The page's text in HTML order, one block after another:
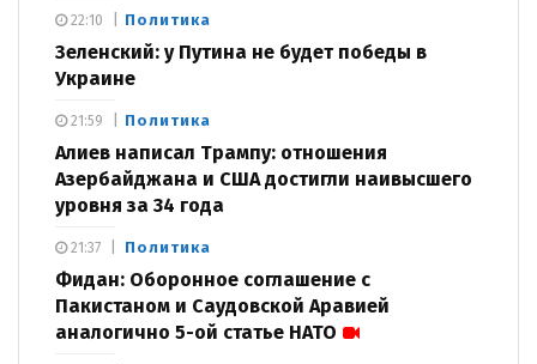
Политика
Зеленский: у Путина не будет победы в
Украине
22:10
Политика
Алиев написал Трампу: отношения
Азербайджана и США достигли наивысшего
уровня за 34 года
21:59
Политика
Фидан: Оборонное соглашение с
Пакистаном и Саудовской Аравией
аналогично 5-ой статье НАТО
21:37